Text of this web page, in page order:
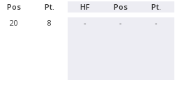
Pos Pt. HF Pos Pt.
20 8 - - -